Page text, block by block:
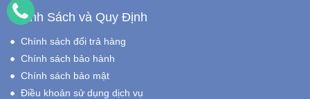
Chính Sách và Quy Định
Chính sách đổi trả hàng
Chính sách bảo hành
Chính sách bảo mật
Điều khoản sử dụng dịch vụ